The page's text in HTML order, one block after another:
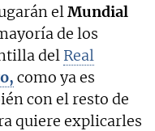
elMundial
de los
del Real
como ya es
con el resto de
quiere explicarles